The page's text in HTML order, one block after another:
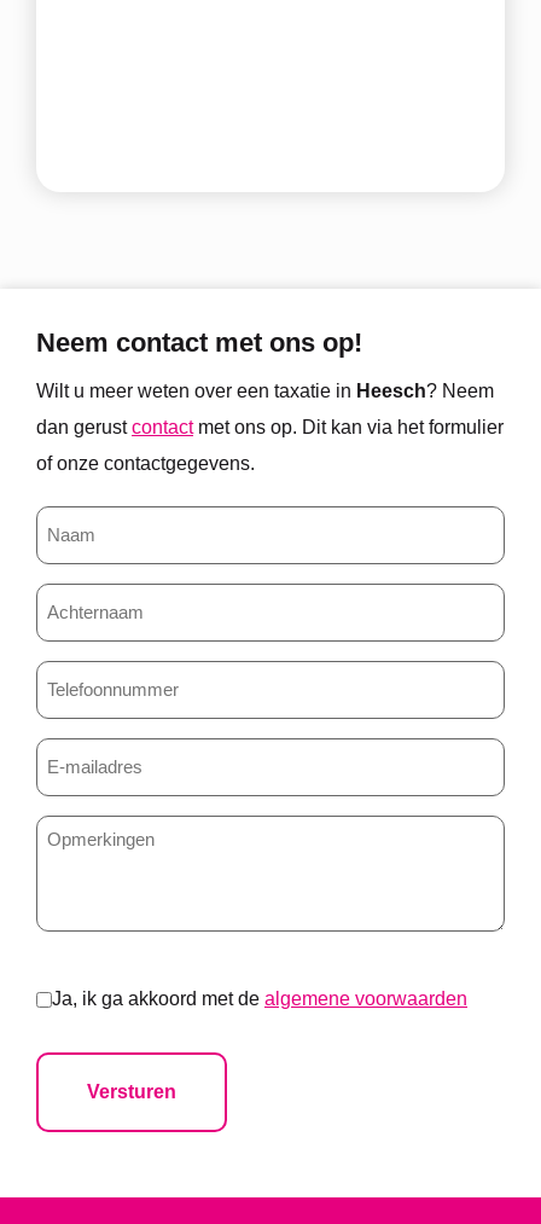
Neem contact met ons op!
Wilt u meer weten over een taxatie in Heesch? Neem
dan gerustcontactmet ons op. Dit kan via het formulier
of onze contactgegevens.
Naam
Achternaam
Telefoonnummer
E-
mailadres
Ja, ik ga akkoord met de algemene voorwaarden